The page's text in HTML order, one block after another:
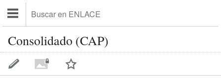
Consolidado (CAP)